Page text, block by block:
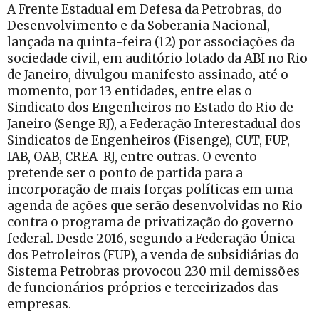
A Frente Estadual em Defesa da Petrobras, do
Desenvolvimento e da Soberania Nacional,
lançada na quinta-feira (12) por associações da
sociedade civil, em auditório lotado da ABI no Rio
de Janeiro, divulgou manifesto assinado, até o
momento, por 13 entidades, entre elas o
Sindicato dos Engenheiros no Estado do Rio de
Janeiro (Senge RJ), a Federação Interestadual dos
Sindicatos de Engenheiros (Fisenge), CUT, FUP,
IAB, OAB, CREA-RJ, entre outras. O evento
pretende ser o ponto de partida para a
incorporação de mais forças políticas em uma
agenda de ações que serão desenvolvidas no Rio
contra o programa de privatização do governo
federal. Desde 2016, segundo a Federação Única
dos Petroleiros (FUP), a venda de subsidiárias do
Sistema Petrobras provocou 230 mil demissões
de funcionários próprios e terceirizados das
empresas.